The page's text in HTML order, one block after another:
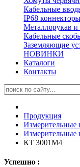
Кабельные
IP68
Металлорукав
Кабельные
Заземляющие
НОВИНКИ
Каталоги
Контакты
Продукция
Измерительные
КТ 3001М4
Успешно :